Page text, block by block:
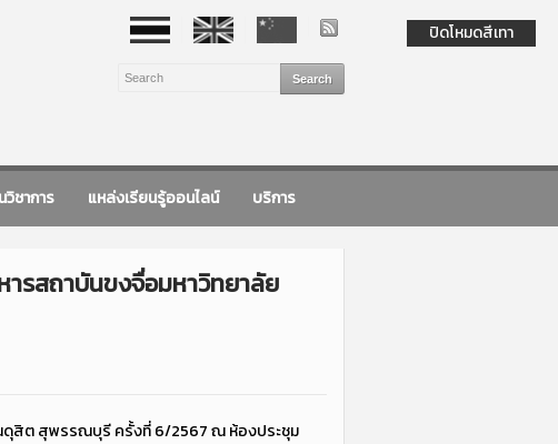
วิชาการ แหล่งเรียนรู้ออนไลน์ บริการ
รสถาบันขงจื่อมหาวิทยาลัย
ดุสิต สุพรรณบุรี ครั้งที่ 6/2567 ณ ห้องประชุม
ปิดโหมดสีเทา